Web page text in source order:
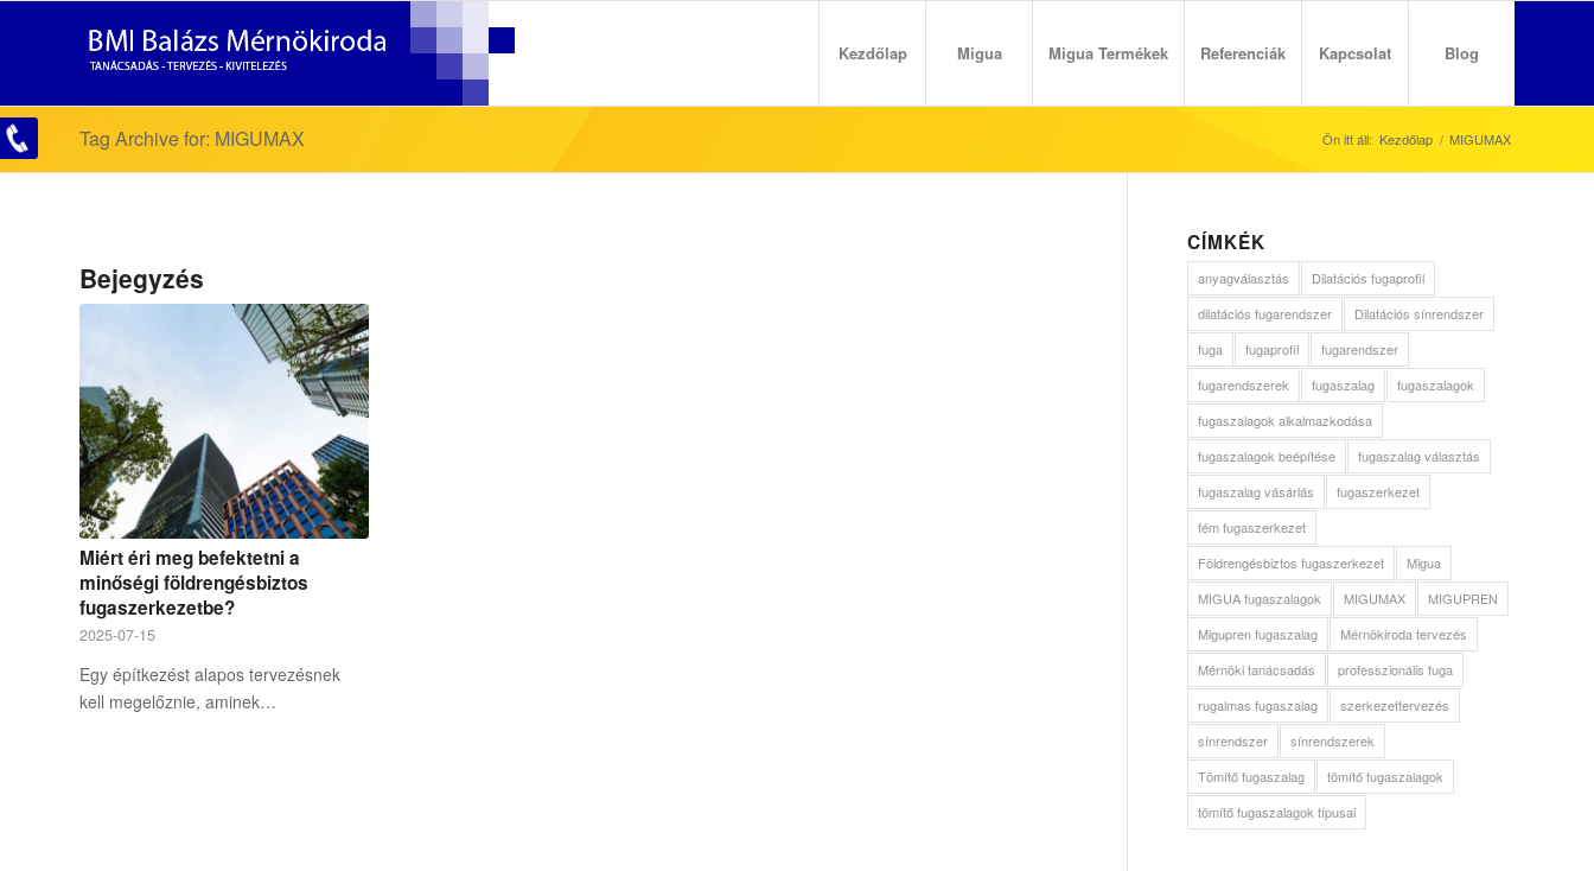
Kezdőlap Migua Migua Termékek Referenciák Kapcsolat Blog
Tag Archive for: MIGUMAX Ön itt áll: Kezdőlap / MIGUMAX
Bejegyzés
Miért éri meg befektetni a
minőségi földrengésbiztos
fugaszerkezetbe?
2025-07-15
Egy építkezést alapos tervezésnek
kell megelőznie, aminek…
CÍMKÉK
anyagválasztás
Dilatációs fugaprofil
dilatációs fugarendszer
Dilatációs sínrendszer
fuga
fugaprofil
fugarendszer
fugarendszerek
fugaszalag
fugaszalagok
fugaszalagok alkalmazkodása
fugaszalagok beépítése
fugaszalag választás
fugaszalag vásárlás
fugaszerkezet
fém fugaszerkezet
Földrengésbiztos fugaszerkezet
Migua
MIGUA fugaszalagok
MIGUMAX
MIGUPREN
Migupren fugaszalag
Mérnökiroda tervezés
Mérnöki tanácsadás
professzionális fuga
rugalmas fugaszalag
szerkezettervezés
sínrendszer
sínrendszerek
Tömítő fugaszalag
tömítő fugaszalagok
tömítő fugaszalagok típusai